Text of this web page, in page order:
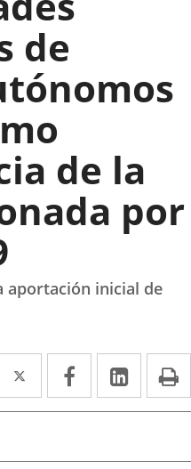
de
de la
por
aportación inicial de
Twitter
Enlace
a
aplicación
Facebook
Enlace
a
aplicación
Enlace
a